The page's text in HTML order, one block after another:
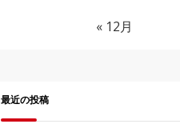
« 12月
最近の投稿